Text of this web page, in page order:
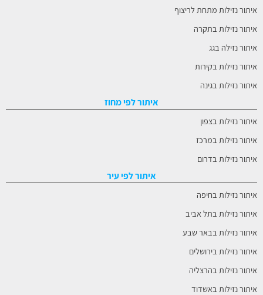
איתור נזילות מתחת לריצוף
איתור נזילות בתקרה
איתור נזילה בגג
איתור נזילות בקירות
איתור נזילות בגינה
איתור לפי מחוז
איתור נזילות בצפון
איתור נזילות במרכז
איתור נזילות בדרום
איתור לפי עיר
איתור נזילות בחיפה
איתור נזילות בתל אביב
איתור נזילות בבאר שבע
איתור נזילות בירושלים
איתור נזילות בהרצליה
איתור נזילות באשדוד